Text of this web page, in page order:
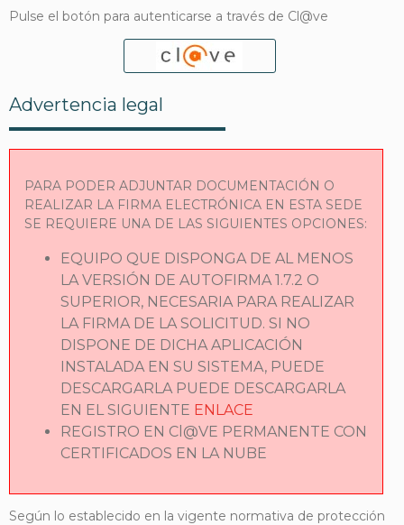
Pulse el botón para autenticarse a través de Cl@ve
Advertencia legal
PARA PODER ADJUNTAR DOCUMENTACIÓN O
REALIZAR LA FIRMA ELECTRÓNICA EN ESTA SEDE
SE REQUIERE UNA DE LAS SIGUIENTES OPCIONES:
EQUIPO QUE DISPONGA DE AL MENOS
LA VERSIÓN DE AUTOFIRMA 1.7.2 O
SUPERIOR, NECESARIA PARA REALIZAR
LA FIRMA DE LA SOLICITUD. SI NO
DISPONE DE DICHA APLICACIÓN
INSTALADA EN SU SISTEMA, PUEDE
DESCARGARLA PUEDE DESCARGARLA
EN EL SIGUIENTE ENLACE
REGISTRO EN Cl@VE PERMANENTE CON
CERTIFICADOS EN LA NUBE
Según lo establecido en la vigente normativa de protección